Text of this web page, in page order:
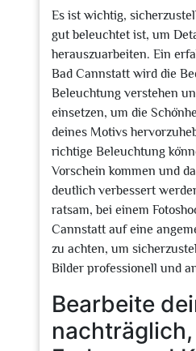
Es ist wichtig,
gut beleuchtet ist, um
herauszuarbeiten. Ein
Bad Cannstatt wird die
Beleuchtung verstehen
einsetzen, um die
deines Motivs
richtige Beleuchtung
Vorschein kommen und
deutlich verbessert
ratsam, bei einem
Cannstatt auf eine
zu achten, um
Bilder professionell und
Bearbeite